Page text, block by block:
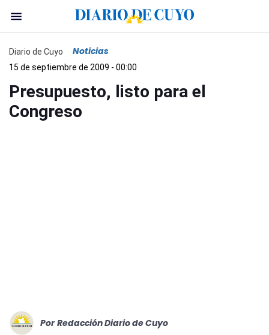
Diario de Cuyo Noticias
15 de septiembre de 2009 - 00:00
Presupuesto, listo para el
Congreso
Por Redacción Diario de Cuyo